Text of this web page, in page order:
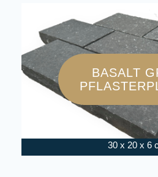
BASALT
30 x 20 x 6